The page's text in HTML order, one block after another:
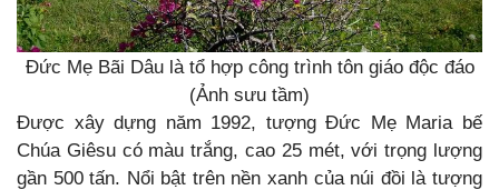
Đức Mẹ Bãi Dâu là tổ hợp công trình tôn giáo độc đáo
(Ảnh sưu tầm)
Được xây dựng năm 1992, tượng Đức Mẹ Maria bế
Chúa Giêsu có màu trắng, cao 25 mét, với trọng lượng
gần 500 tấn. Nổi bật trên nền xanh của núi đồi là tượng